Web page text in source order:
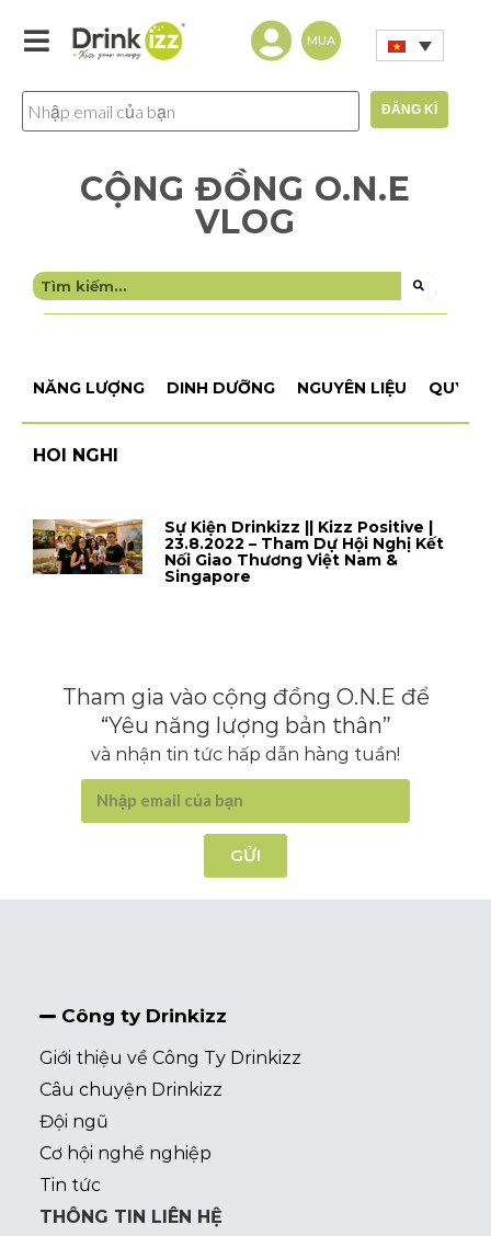
MUA
CỘNG ĐỒNG O.N.E
VLOG
NĂNG LƯỢNG DINH DƯỠNG NGUYÊN LIỆU QUY
HOI NGHI
Sự Kiện Drinkizz || Kizz Positive |
23.8.2022 – Tham Dự Hội Nghị Kết
Nối Giao Thương Việt Nam &
Singapore
Tham gia vào cộng đồng O.N.E để
“Yêu năng lượng bản thân”
và nhận tin tức hấp dẫn hàng tuần!
GỬI
Công ty Drinkizz
Giới thiệu về Công Ty Drinkizz
Câu chuyện Drinkizz
Đội ngũ
Cơ hội nghề nghiệp
Tin tức
THÔNG TIN LIÊN HỆ